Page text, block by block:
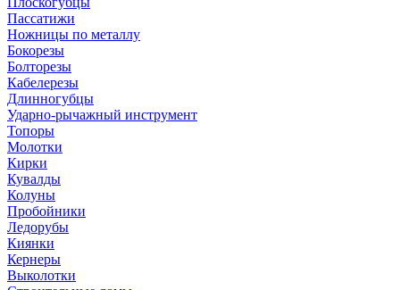
Пассатижи
Ножницы по металлу
Бокорезы
Болторезы
Кабелерезы
Длинногубцы
Ударно-рычажный инструмент
Топоры
Молотки
Кирки
Кувалды
Колуны
Пробойники
Ледорубы
Киянки
Кернеры
Выколотки